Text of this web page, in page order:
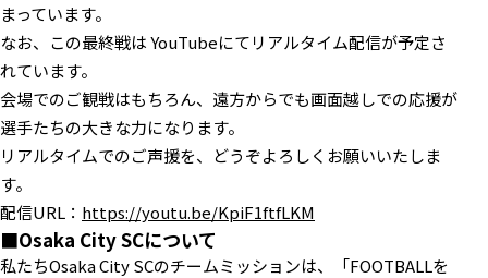
まっています。
なお、この最終戦は YouTubeにてリアルタイム配信が予定さ
れています。
会場でのご観戦はもちろん、遠方からでも画面越しでの応援が
選手たちの大きな力になります。
リアルタイムでのご声援を、どうぞよろしくお願いいたしま
す。
配信URL： https://youtu.be/KpiF1ftfLKM
■Osaka City SCについて
私たちOsaka City SCのチームミッションは、「FOOTBALLを